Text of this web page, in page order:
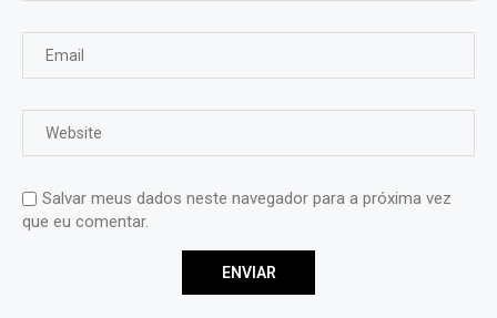
Salvar meus dados neste navegador para a próxima vez
que eu comentar.